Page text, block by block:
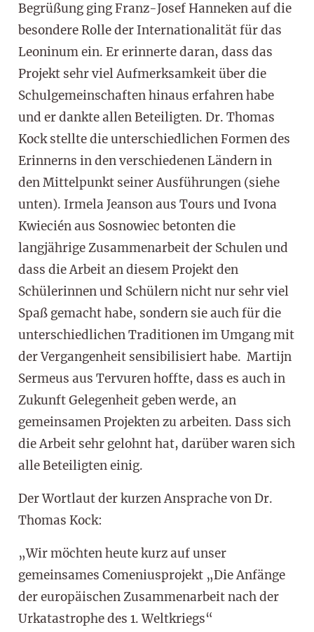
Begrüßung ging Franz-Josef Hanneken auf die
besondere Rolle der Internationalität für das
Leoninum ein. Er erinnerte daran, dass das
Projekt sehr viel Aufmerksamkeit über die
Schulgemeinschaften hinaus erfahren habe
und er dankte allen Beteiligten. Dr. Thomas
Kock stellte die unterschiedlichen Formen des
Erinnerns in den verschiedenen Ländern in
den Mittelpunkt seiner Ausführungen (siehe
unten). Irmela Jeanson aus Tours und Ivona
Kwiecién aus Sosnowiec betonten die
langjährige Zusammenarbeit der Schulen und
dass die Arbeit an diesem Projekt den
Schülerinnen und Schülern nicht nur sehr viel
Spaß gemacht habe, sondern sie auch für die
unterschiedlichen Traditionen im Umgang mit
der Vergangenheit sensibilisiert habe. Martijn
Sermeus aus Tervuren hoffte, dass es auch in
Zukunft Gelegenheit geben werde, an
gemeinsamen Projekten zu arbeiten. Dass sich
die Arbeit sehr gelohnt hat, darüber waren sich
alle Beteiligten einig.
Der Wortlaut der kurzen Ansprache von Dr.
Thomas Kock:
„Wir möchten heute kurz auf unser
gemeinsames Comeniusprojekt „Die Anfänge
der europäischen Zusammenarbeit nach der
Urkatastrophe des 1. Weltkriegs“